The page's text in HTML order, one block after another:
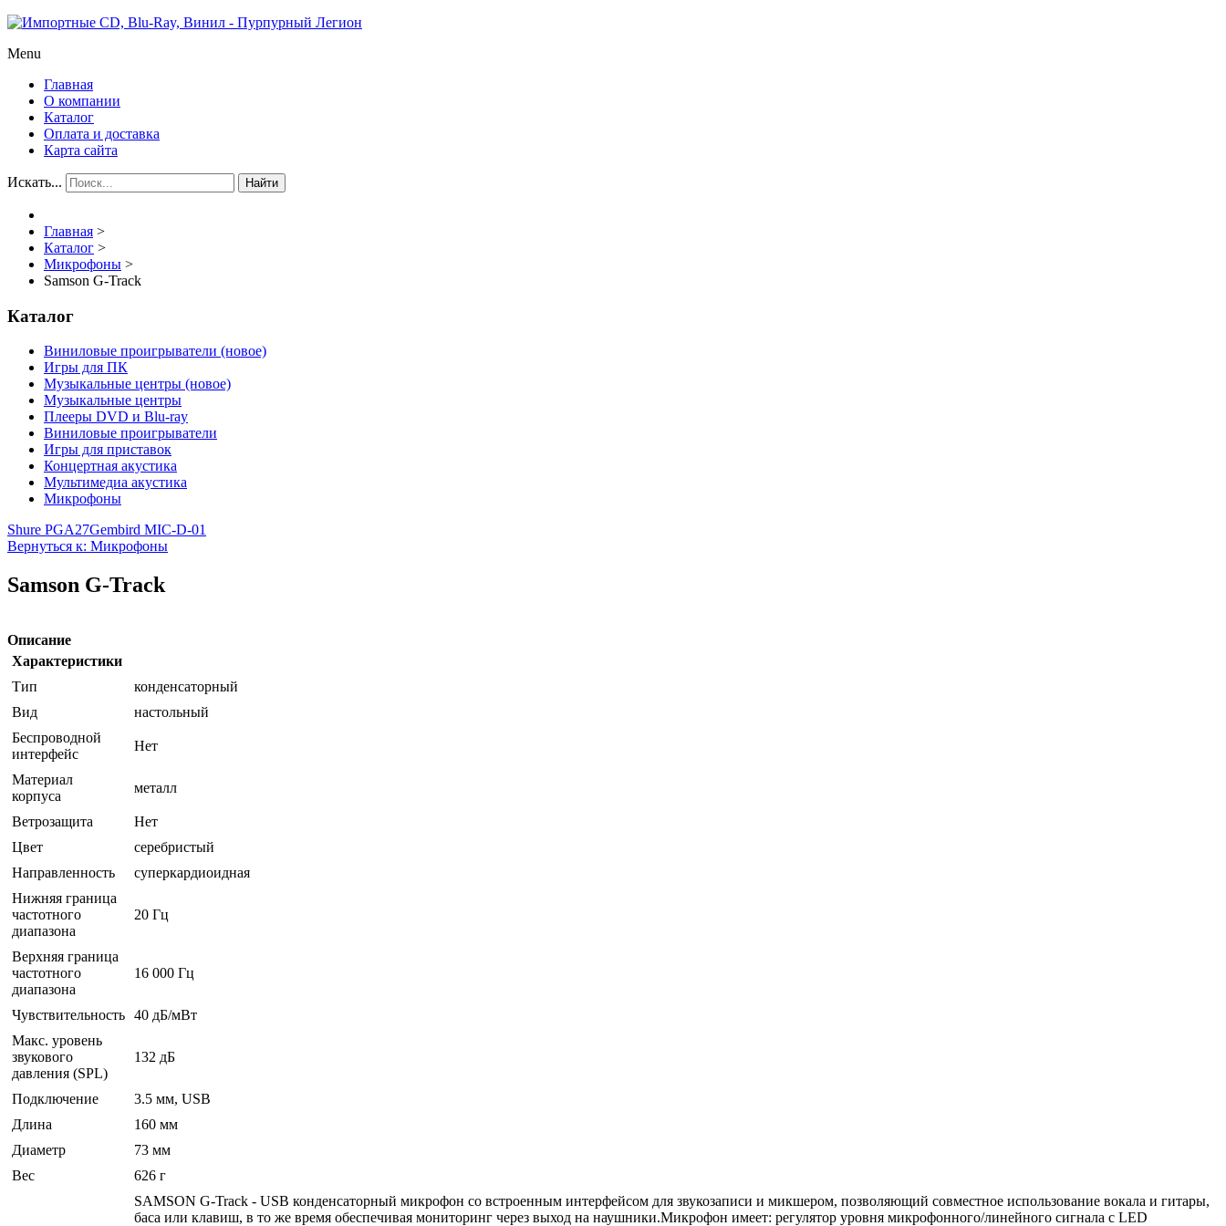
Menu
Главная
О компании
Каталог
Оплата и доставка
Карта сайта
Искать... Найти
Главная >
Каталог >
Микрофоны >
Samson G-Track
Каталог
Виниловые проигрыватели (новое)
Игры для ПК
Музыкальные центры (новое)
Музыкальные центры
Плееры DVD и Blu-ray
Виниловые проигрыватели
Игры для приставок
Концертная акустика
Мультимедиа акустика
Микрофоны
Shure PGA27Gembird MIC-D-01
Вернуться к: Микрофоны
Samson G-Track
Описание
Характеристики
Тип
конденсаторный
Вид
настольный
Беспроводной
интерфейс
Нет
Материал
корпуса
металл
Ветрозащита
Нет
Цвет
серебристый
Направленность
суперкардиоидная
Нижняя граница
частотного
диапазона
20 Гц
Верхняя граница
частотного
диапазона
16 000 Гц
Чувствительность 40 дБ/мВт
Макс. уровень
звукового
давления (SPL)
132 дБ
Подключение
3.5 мм, USB
Длина
160 мм
Диаметр
73 мм
Вес
626 г
SAMSON G-Track - USB конденсаторный микрофон со встроенным интерфейсом для звукозаписи и микшером, позволяющий совместное использование вокала и гитары,
баса или клавиш, в то же время обеспечивая мониторинг через выход на наушники.Микрофон имеет: регулятор уровня микрофонного/линейного сигнала с LED